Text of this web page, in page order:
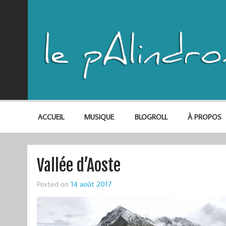
ACCUEIL MUSIQUE BLOGROLL À PROPOS
Vallée d’Aoste
Posted on 14 août 2017